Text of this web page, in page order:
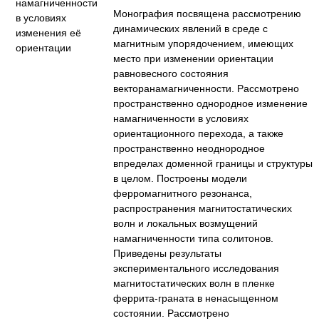
Монография посвящена рассмотрению
динамических явлений в среде с
магнитным упорядочением, имеющих
место при изменении ориентации
равновесного состояния
векторанамагниченности. Рассмотрено
пространственно однородное изменение
намагниченности в условиях
ориентационного перехода, а также
пространственно неоднородное
впределах доменной границы и структуры
в целом. Построены модели
ферромагнитного резонанса,
распространения магнитостатических
волн и локальных возмущений
намагниченности типа солитонов.
Приведены результаты
экспериментального исследования
магнитостатических волн в пленке
феррита-граната в ненасыщенном
состоянии. Рассмотрено